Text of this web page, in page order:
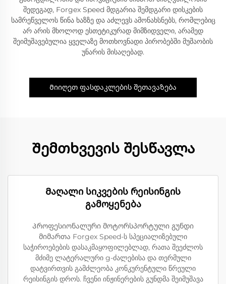
შედეგად, Forgex Speed მდგარია შემდგარი დისკების
სამრეწველოს წინა ხაზზე და აძლევს ამონახსნებს, რომლებიც
არ არის მხოლოდ ესთეტიკურად მიმზიდველი, არამედ
შეიმუშავებულია ყველაზე მოთხოვნადი პირობებში მუშაობის
უნარის მისაღებად.
Მიიღეთ ფასდაკლების შეთავაზება
Შემთხვევის შესწავლა
Მაღალი სიკვების რეისინგის
გამოყენება
Პროფესიონალური მოტორსპორტული გუნდი
მიმართა Forgex Speed-ს სპეციალიზებული
საჭიროებების დასაკმაყოფილებლად, რათა შეეძლოს
მძიმე ლატერალური g-ძალებისა და თერმული
დატვირთვის გამძლეობა კონკურენტული წრეული
რეისინგის დროს. ჩვენი ინჟინერების გუნდმა შეიმუშავა